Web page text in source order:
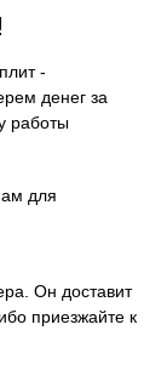
-
денег за
работы
для
Он доставит
приезжайте к